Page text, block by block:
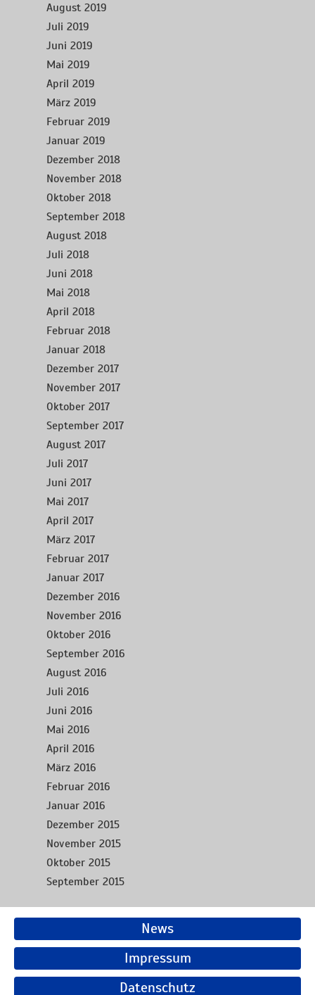
August 2019
Juli 2019
Juni 2019
Mai 2019
April 2019
März 2019
Februar 2019
Januar 2019
Dezember 2018
November 2018
Oktober 2018
September 2018
August 2018
Juli 2018
Juni 2018
Mai 2018
April 2018
Februar 2018
Januar 2018
Dezember 2017
November 2017
Oktober 2017
September 2017
August 2017
Juli 2017
Juni 2017
Mai 2017
April 2017
März 2017
Februar 2017
Januar 2017
Dezember 2016
November 2016
Oktober 2016
September 2016
August 2016
Juli 2016
Juni 2016
Mai 2016
April 2016
März 2016
Februar 2016
Januar 2016
Dezember 2015
November 2015
Oktober 2015
September 2015
News
Impressum
Datenschutz